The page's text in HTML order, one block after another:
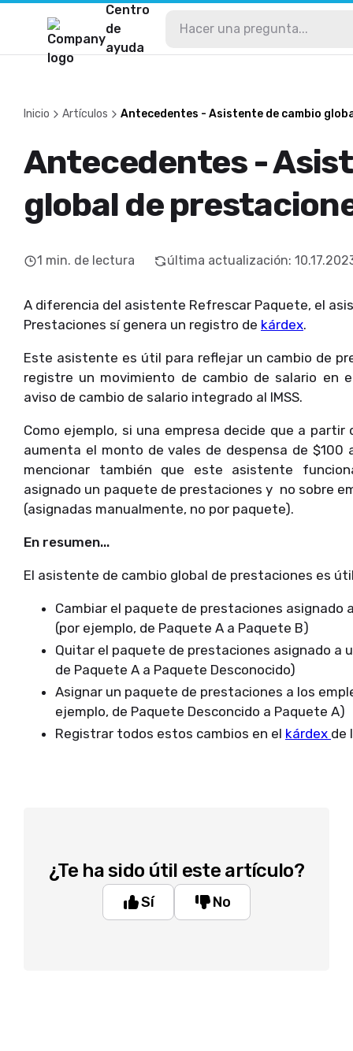
Centro
de
ayuda
Inicio Artículos Antecedentes - Asistente de cambio
Antecedentes -
global de
1 min. de lectura última actualización:
A diferencia del asistente Refrescar Paquete, el
Prestaciones sí genera un registro de kárdex.
Este asistente es útil para reflejar un cambio de
registre un movimiento de cambio de salario en
aviso de cambio de salario integrado al IMSS.
Como ejemplo, si una empresa decide que a
aumenta el monto de vales de despensa de $100
mencionar también que este asistente
asignado un paquete de prestaciones y no sobre
(asignadas manualmente, no por paquete).
En resumen...
El asistente de cambio global de prestaciones es
Cambiar el paquete de prestaciones
(por ejemplo, de Paquete A a Paquete B)
Quitar el paquete de prestaciones asignado a
de Paquete A a Paquete Desconocido)
Asignar un paquete de prestaciones a los
ejemplo, de Paquete Desconcido a Paquete A)
Registrar todos estos cambios en el kárdex de
¿Te ha sido útil este artículo?
Sí No